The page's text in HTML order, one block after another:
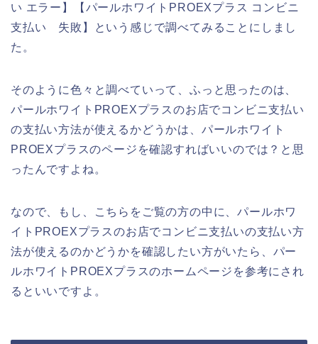
い エラー】【パールホワイトPROEXプラス コンビニ
支払い 失敗】という感じで調べてみることにしまし
た。
そのように色々と調べていって、ふっと思ったのは、
パールホワイトPROEXプラスのお店でコンビニ支払い
の支払い方法が使えるかどうかは、パールホワイト
PROEXプラスのページを確認すればいいのでは？と思
ったんですよね。
なので、もし、こちらをご覧の方の中に、パールホワ
イトPROEXプラスのお店でコンビニ支払いの支払い方
法が使えるのかどうかを確認したい方がいたら、パー
ルホワイトPROEXプラスのホームページを参考にされ
るといいですよ。